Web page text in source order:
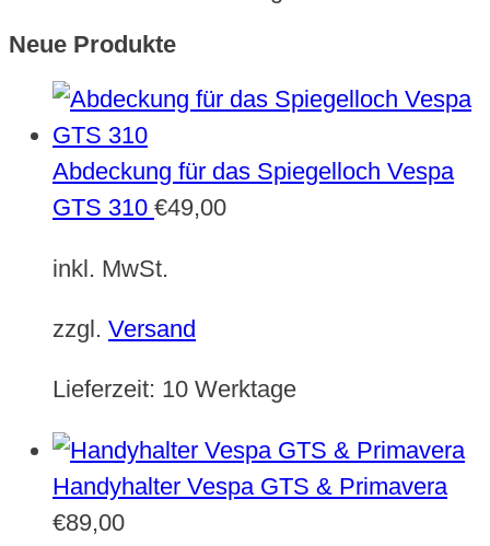
Neue Produkte
Abdeckung für das Spiegelloch Vespa
GTS 310 €49,00
inkl. MwSt.
zzgl. Versand
Lieferzeit: 10 Werktage
Handyhalter Vespa GTS & Primavera
€89,00